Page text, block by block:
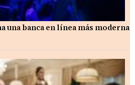
una banca en línea más moderna